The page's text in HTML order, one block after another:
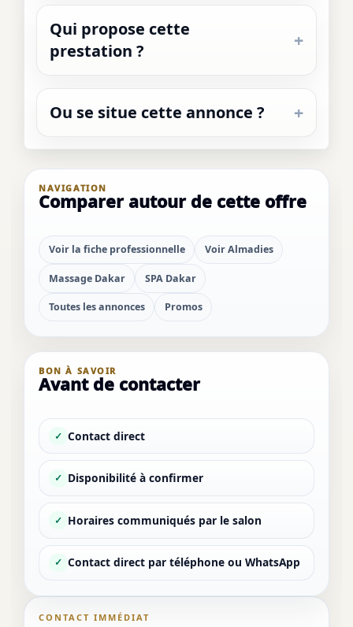
BON À SAVOIR
Avant de contacter
✓ Contact direct
✓ Disponibilité à confirmer
✓ Horaires communiqués par le salon
✓ Contact direct par téléphone ou WhatsApp
Qui propose cette
prestation ?
Ou se situe cette annonce ?
NAVIGATION
Comparer autour de cette offre
Voir la fiche professionnelle Voir Almadies
Massage Dakar SPA Dakar
Toutes les annonces Promos
CONTACT IMMÉDIAT